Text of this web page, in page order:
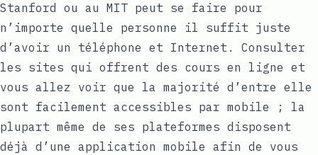
Stanford ou au MIT peut se faire pour
n’importe quelle personne il suffit juste
d’avoir un téléphone et Internet. Consulter
les sites qui offrent des cours en ligne et
vous allez voir que la majorité d’entre elle
sont facilement accessibles par mobile ; la
plupart même de ses plateformes disposent
déjà d’une application mobile afin de vous